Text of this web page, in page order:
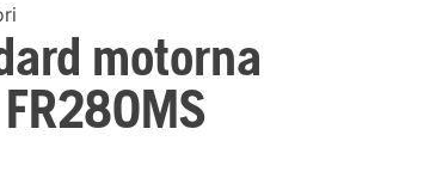
motorna